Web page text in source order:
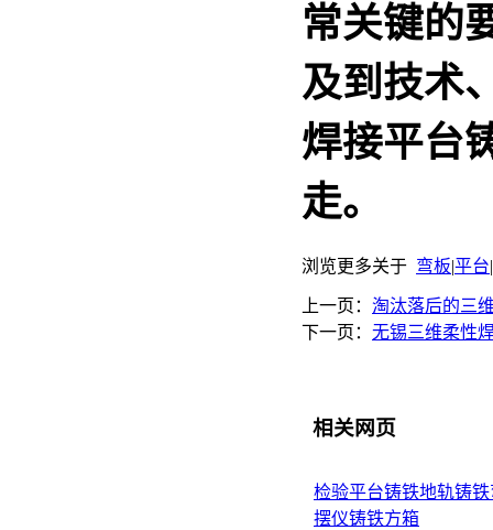
常关键的
及到技术
焊接平台
走。
浏览更多关于 弯板|平台|
上一页： 淘汰落后的三
下一页： 无锡三维柔性
相关网页
检验平台铸铁地轨铸
摆仪铸铁方箱